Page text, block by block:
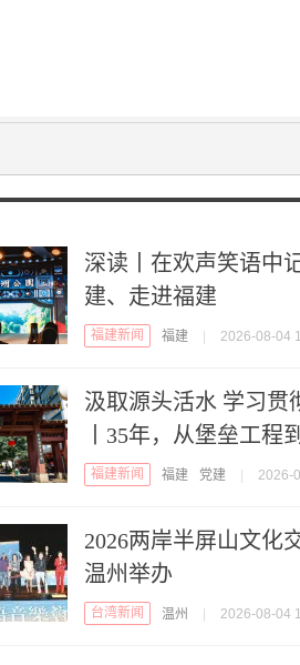
深读丨在欢声笑语中
建、走进福建
福建新闻 福建 2026-08-04
汲取源头活水 学习
丨35年，从堡垒工程
福建新闻 福建 党建 2026-
2026两岸半屏山文化
温州举办
台湾新闻 温州 2026-08-04